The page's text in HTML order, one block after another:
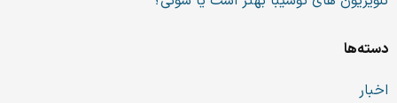
دسته‌ها
اخبار